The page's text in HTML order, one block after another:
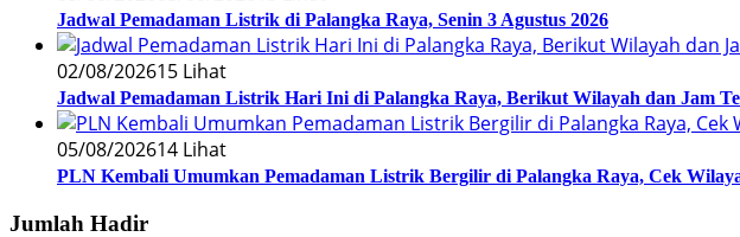
Jadwal Pemadaman Listrik di Palangka Raya, Senin 3 Agustus 2026
02/08/202615 Lihat
Jadwal Pemadaman Listrik Hari Ini di Palangka Raya, Berikut Wilayah dan Jam
05/08/202614 Lihat
PLN Kembali Umumkan Pemadaman Listrik Bergilir di Palangka Raya, Cek
Jumlah Hadir